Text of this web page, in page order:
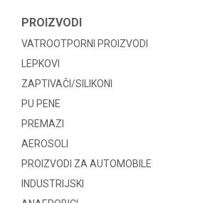
PROIZVODI
VATROOTPORNI PROIZVODI
LEPKOVI
ZAPTIVAČI/SILIKONI
PU PENE
PREMAZI
AEROSOLI
PROIZVODI ZA AUTOMOBILE
INDUSTRIJSKI